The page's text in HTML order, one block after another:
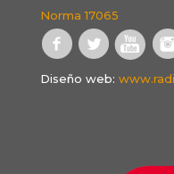
Norma 17065
Diseño web: